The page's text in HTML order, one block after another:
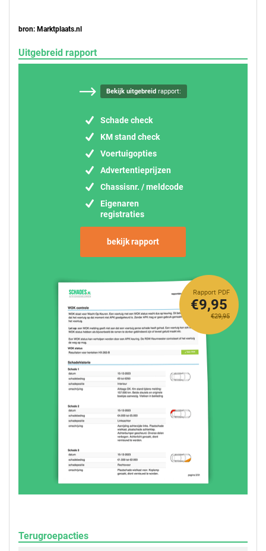
bron: Marktplaats.nl
Uitgebreid rapport
Bekijk uitgebreidrapport:
Schade check
KM stand check
Voertuigopties
Advertentieprijzen
Chassisnr. / meldcode
Eigenaren
registraties
bekijk rapport
Rapport PDF
€29,95
€9,95
Terugroepacties